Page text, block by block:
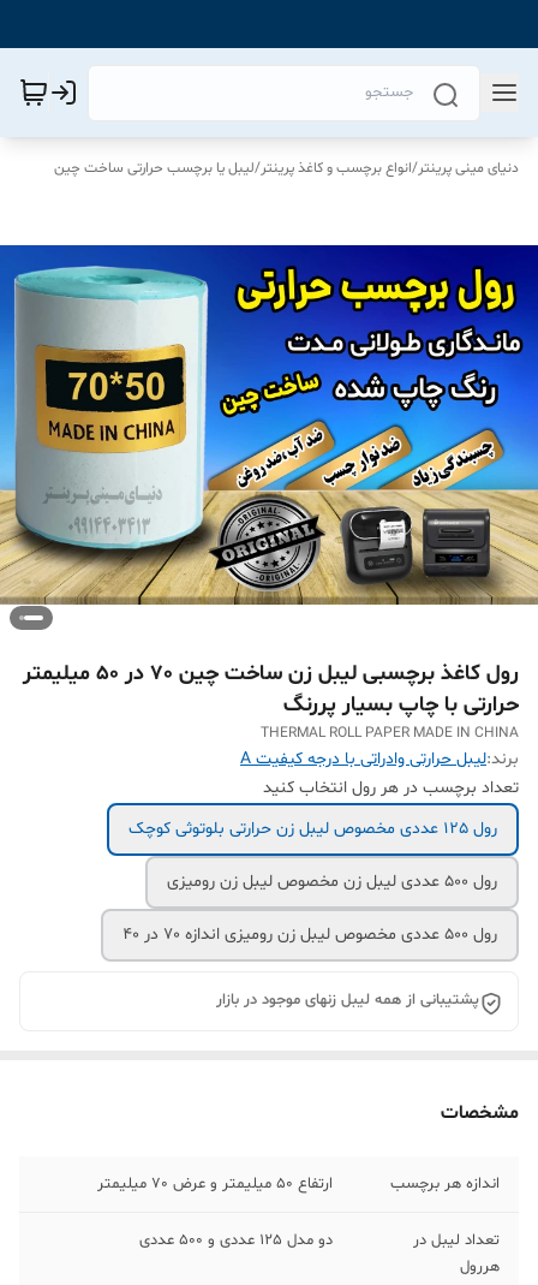
دنیای مینی پرینتر/انواع برچسب و کاغذ پرینتر/لیبل یا برچسب حرارتی ساخت چین
رول کاغذ برچسبی لیبل زن ساخت چین 70 در 50 میلیمتر
حرارتی با چاپ بسیار پررنگ
THERMAL ROLL PAPER MADE IN CHINA
برند:لیبل حرارتی وادراتی با درجه کیفیت A
تعداد برچسب در هر رول انتخاب کنید
رول 125 عددی مخصوص لیبل زن حرارتی بلوتوثی کوچک
رول 500 عددی لیبل زن مخصوص لیبل زن رومیزی
رول 500 عددی مخصوص لیبل زن رومیزی اندازه 70 در 40
پشتیبانی از همه لیبل زنهای موجود در بازار
مشخصات
اندازه هر برچسب ارتفاع 50 میلیمتر و عرض 70 میلیمتر
تعداد لیبل در
هررول
دو مدل 125 عددی و 500 عددی